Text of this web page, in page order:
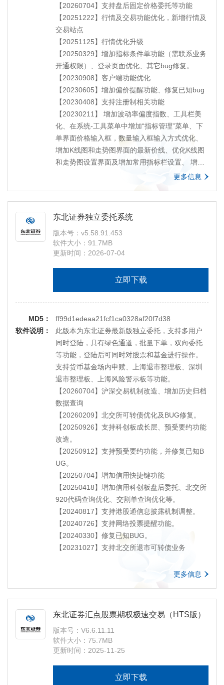
【20260704】支持盘后固定价格委托等功能
【20251222】行情及交易功能优化，新增行情及
交易站点
【20251125】行情优化升级
【20250329】增加指标条件单功能（需联系业务
开通权限）、登录页面优化、其它bug修复。
【20230908】客户端功能优化
【20230605】增加偏价提醒功能、修复已知bug
【20230408】支持注册制相关功能
【20230211】 增加波动率偏度指数、工具栏美
化、在系统-工具菜单中增加“指标管理”菜单、下
单界面价格输入框，数量输入框输入方式优化、
增加K线图和走势图界面的最新价线、优化K线图
和走势图设置界面及增加常用指标栏设置、 增加
批量开平按钮、交易界面优化、通知公告系统优
【20210403】支持深圳主板及中小板合并
【20201230】支持IPv6
【20200821】支持创业板注册制相关新增功能
【20200603】客户端优化
【20191219】新增上海组合保证金及深圳股票期
【20190720】新增科创板相关功能
权策略用户可配；增加新股批量申购功能；专门
的回购界面；可交易国债及可融标的添加标记；
交易测速增加用户可选择站点；在期权持仓中增
加时间价值；期权交易所策略组合中增加希腊字
母值；
【20171230】新增期权适当性相关功能
【20170303】新增杭州阿里云行情主站
【20161028】调整总资产以及刷新频率
更多信息
东北证券独立委托系统
版本号：v5.58.91.453
软件大小：91.7MB
更新时间：2026-07-04
立即下载
MD5：
ff99d1edeaa21fcf1ca0328af20f7d38
软件说明：
此版本为东北证券最新版独立委托，支持多用户
同时登陆，具有绿色通道，批量下单，双向委托
等功能，登陆后可同时对股票和基金进行操作。
支持货币基金场内申赎、上海退市整理板、深圳
退市整理板、上海风险警示板等功能。
【20260704】沪深交易机制改造、增加历史归档
数据查询
【20260209】北交所可转债优化及BUG修复。
【20250926】支持科创板成长层、预受要约功能
改造。
【20250912】支持预受要约功能，并修复已知B
UG。
【20250704】增加信用快捷键功能
【20250418】增加信用科创板盘后委托、北交所
920代码查询优化、交割单查询优化等。
【20240817】支持港股通信息披露机制调整。
【20240726】支持网络投票提醒功能。
【20240330】修复已知BUG。
【20231027】支持北交所退市可转债业务
更多信息
东北证券汇点股票期权极速交易（HTS版）
版本号：V6.6.11.11
软件大小：75.7MB
更新时间：2025-11-25
立即下载